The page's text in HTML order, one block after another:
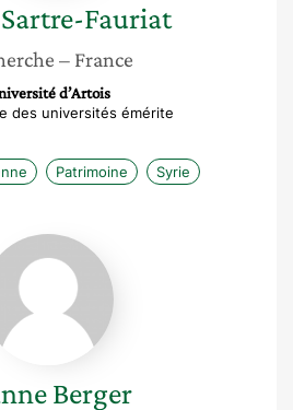
Sartre-Fauriat
– France
d’Artois
des universités émérite
Patrimoine Syrie
Jeanne
Berger
Berger